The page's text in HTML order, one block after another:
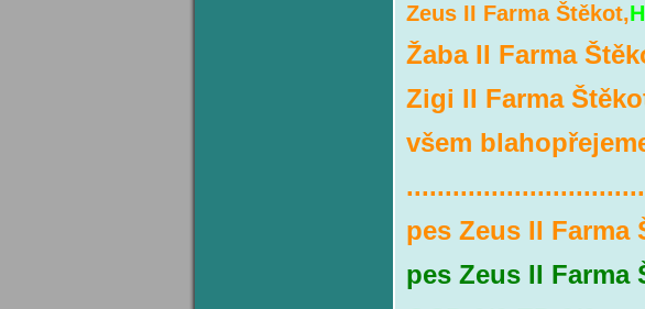
Zeus II Farma Štěkot,
Žaba II Farma
Zigi II Farma
všem
pes Zeus II Farma
pes Zeus II Farma